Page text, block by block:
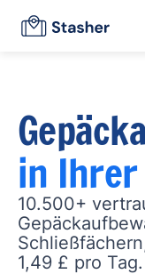
in Ihrer
10.500+
1,49 £ pro Tag.